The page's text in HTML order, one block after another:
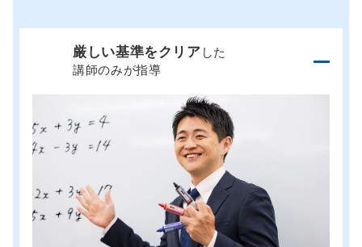
厳しい基準をクリア した
講師のみが指導